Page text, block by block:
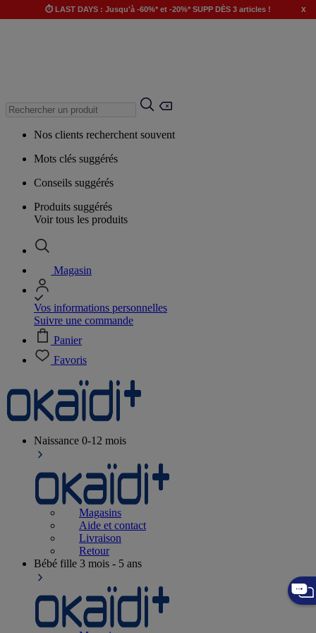
⏱️ LAST DAYS : Jusqu'à -60%* et -20%* SUPP DÈS 3 articles ! x
Nos clients recherchent souvent
Mots clés suggérés
Conseils suggérés
Produits suggérés
Voir tous les produits
Magasin
Vos informations personnelles
Suivre une commande
Panier
Favoris
Naissance 0-12 mois
Magasins
Aide et contact
Livraison
Retour
Bébé fille 3 mois - 5 ans